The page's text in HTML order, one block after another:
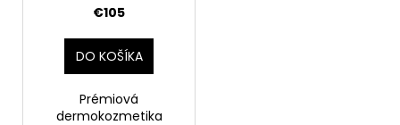
(stupeň 3), 2 x 30 ml
€105
DO KOŠÍKA
Prémiová
dermokozmetika